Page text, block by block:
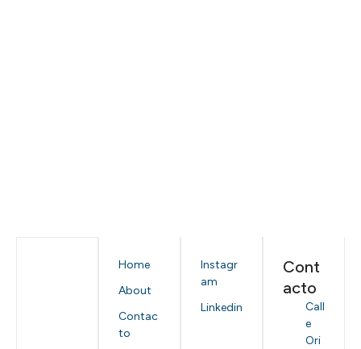
Home
About
Contac
to
Instagr
am
Linkedin
Cont
acto
Call
e
Ori